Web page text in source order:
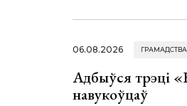
06.08.2026 ГРАМАДСТВА
Адбыўся трэці
навукоўцаў